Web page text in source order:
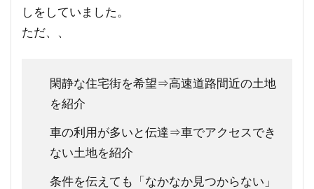
しをしていました。
ただ、、
閑静な住宅街を希望⇒高速道路間近の土地
を紹介
車の利用が多いと伝達⇒車でアクセスでき
ない土地を紹介
条件を伝えても「なかなか見つからない」